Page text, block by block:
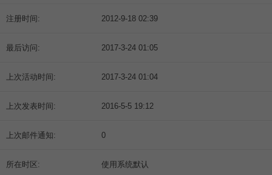
注册时间: 2012-9-18 02:39
最后访问: 2017-3-24 01:05
上次活动时间: 2017-3-24 01:04
上次发表时间: 2016-5-5 19:12
上次邮件通知: 0
所在时区: 使用系统默认